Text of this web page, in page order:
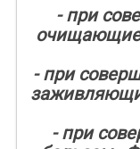
- при
очищающие
- при
- при